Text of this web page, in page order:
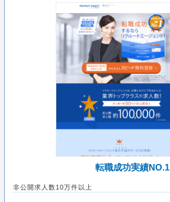
転職成功実績NO.1
非公開求人数10万件以上